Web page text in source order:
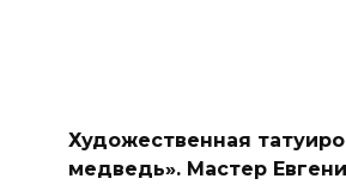
Художественная
медведь». Мастер